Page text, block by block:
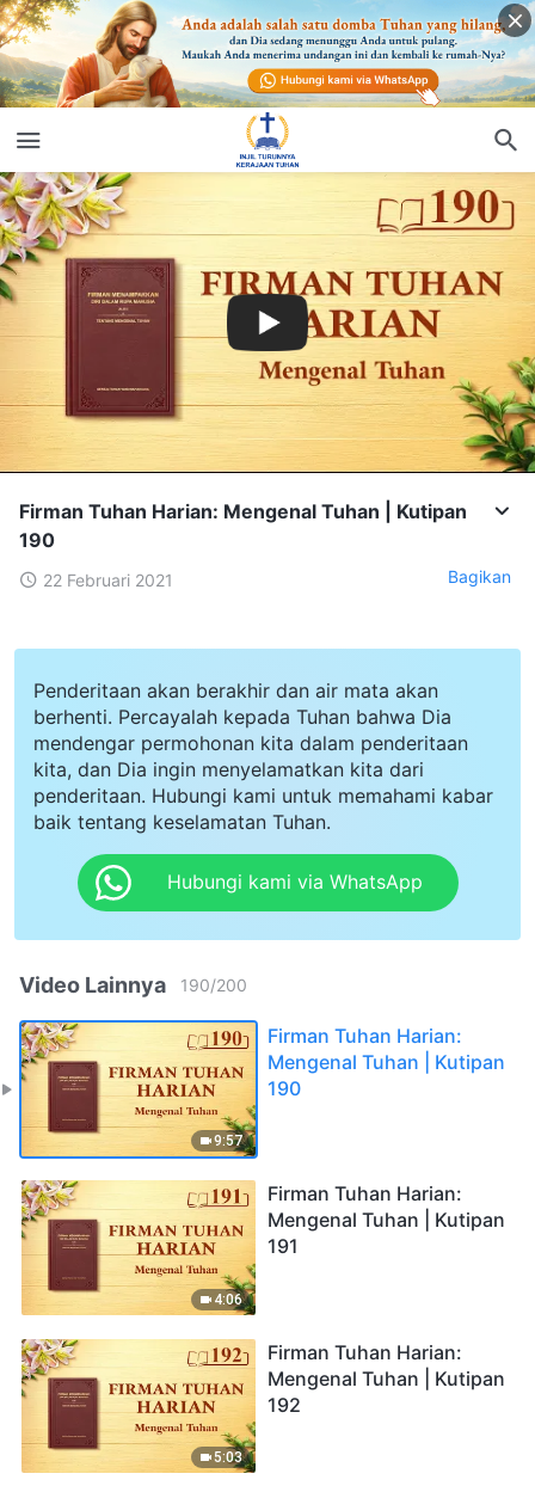
Firman Tuhan Harian: Mengenal Tuhan | Kutipan
190
22 Februari 2021 Bagikan
Penderitaan akan berakhir dan air mata akan
berhenti. Percayalah kepada Tuhan bahwa Dia
mendengar permohonan kita dalam penderitaan
kita, dan Dia ingin menyelamatkan kita dari
penderitaan. Hubungi kami untuk memahami kabar
baik tentang keselamatan Tuhan.
Hubungi kami via WhatsApp
Video Lainnya 190/200
9:57
Firman Tuhan Harian:
Mengenal Tuhan | Kutipan
190
4:06
Firman Tuhan Harian:
Mengenal Tuhan | Kutipan
191
5:03
Firman Tuhan Harian:
Mengenal Tuhan | Kutipan
192